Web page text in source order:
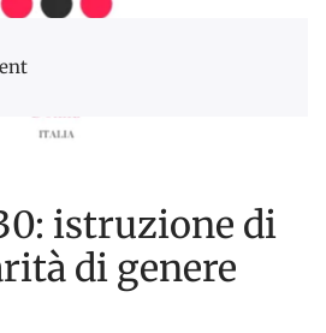
NEWS
istruzione di
di genere